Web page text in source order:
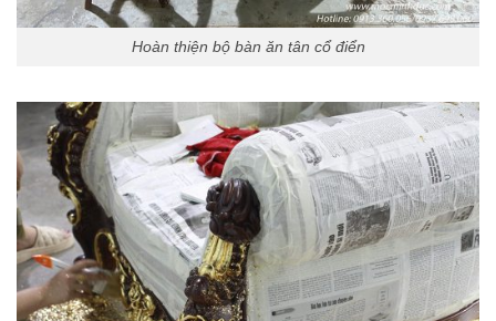
Hoàn thiện bộ bàn ăn tân cổ điển